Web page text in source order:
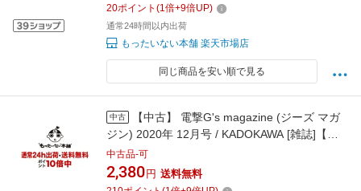
20ポイント (1倍+9倍UP)
通常24時間以内出荷
もったいない本舗 楽天市場店
同じ商品を安い順で見る
中古
【中古】 電撃G's magazine (ジーズ マガ
ジン) 2020年 12月号 / KADOKAWA [雑誌]【メ
ール便送料無料】【最短翌日配達対応】
中古品-可
2,380 円 送料無料